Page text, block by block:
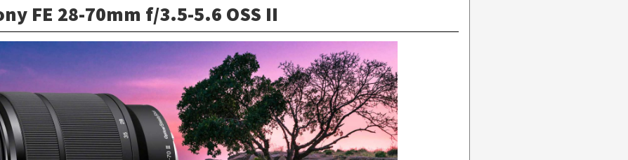
FE 28-70mm f/3.5-5.6 OSS II